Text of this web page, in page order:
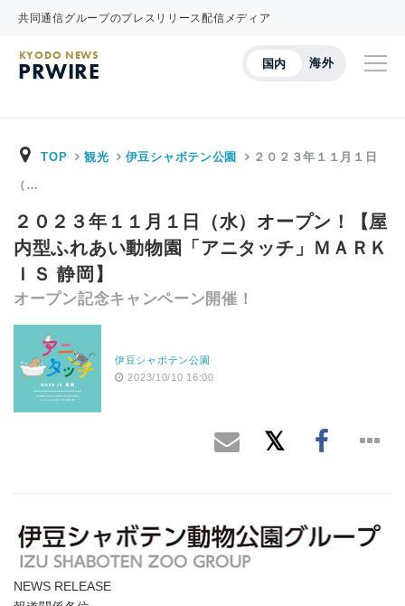
共同通信グループのプレスリリース配信メディア
国内 海外
KYODO NEWS
PRWIRE
TOP 観光 伊豆シャボテン公園 ２０２３年１１月１日
（…
２０２３年１１月１日（水）オープン！【屋
内型ふれあい動物園「アニタッチ」ＭＡＲＫ
ＩＳ 静岡】
オープン記念キャンペーン開催！
伊豆シャボテン公園
2023/10/10 16:00
NEWS RELEASE